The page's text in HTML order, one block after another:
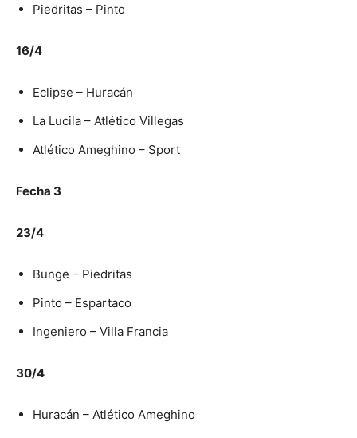
Piedritas – Pinto
16/4
Eclipse – Huracán
La Lucila – Atlético Villegas
Atlético Ameghino – Sport
Fecha 3
23/4
Bunge – Piedritas
Pinto – Espartaco
Ingeniero – Villa Francia
30/4
Huracán – Atlético Ameghino